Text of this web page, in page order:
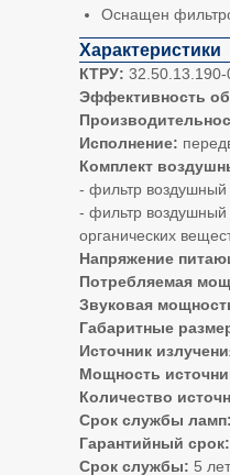
Оснащен
Характеристики
КТРУ:
Эффективность
Исполнение:
Комплект
- фильтр
- фильтр воздушный
органических
Напряжение
Потребляемая
Звуковая
Габаритные
Источник
Мощность
Количество
Срок службы ламп:
Гарантийный срок:
Срок службы: 5 лет